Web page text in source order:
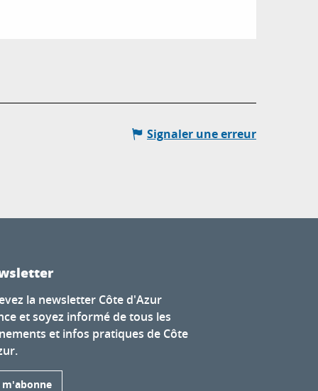
Signaler une erreur
la newsletter Côte d'Azur
et soyez informé de tous les
et infos pratiques de Côte
m'abonne